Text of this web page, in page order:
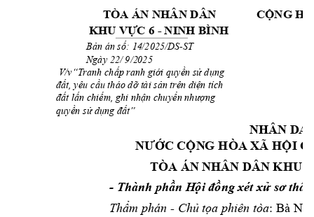
TÒA ÁN NHÂN DÂN
KHU VỰC 6 - NINH BÌNH
Bản án số: 14/2025/DS-ST
            Ngày 22/ 9/2
025
V/v“Tranh chấp ranh giới quyền sử dụng
đất, yêu cầu tháo dỡ tài sản trên diện tích
đất lấn chiếm, ghi nhận chuyển nhượng
quyền sử dụng đất”
CỘNG
NHÂN D
NƯỚC CỘNG HÒA XÃ HỘI C
TÒA ÁN NHÂN DÂN KHU
- Thành phần Hội đồng xét xử sơ
Thẩm phán - Chủ tọa phiên tòa: Bà Ng